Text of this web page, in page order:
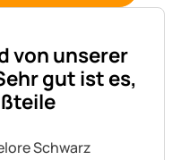
von unserer
gut ist es,
Schwarz